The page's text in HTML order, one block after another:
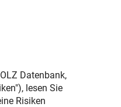
Datenbank,
lesen Sie
Risiken